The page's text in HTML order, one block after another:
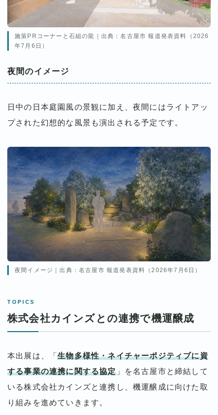
施策PRコーナーと石組の龍｜出典：名古屋市 報道発表資料（2026
年7月6日）
夜間のイメージ
日中の日本庭園風の景観に加え、夜間にはライトアッ
プされた幻想的な風景も演出される予定です。
夜間イメージ｜出典：名古屋市 報道発表資料（2026年7月6日）
TOPICS
株式会社カインズとの連携で機運醸成
本出展は、「生物多様性・ネイチャーポジティブに資
する事業の連携に関する協定」を名古屋市と締結して
いる株式会社カインズと連携し、機運醸成に向けた取
り組みを進めていきます。